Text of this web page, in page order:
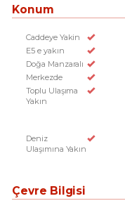
Konum
Caddeye Yakin
E5 e yakın
Doğa Manzaralı
Merkezde
Toplu Ulaşıma
Yakın
Deniz
Ulaşımına Yakın
Çevre Bilgisi